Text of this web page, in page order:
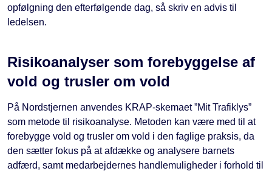
opfølgning den efterfølgende dag, så skriv en advis til
ledelsen.
Risikoanalyser som forebyggelse af
vold og trusler om vold
På Nordstjernen anvendes KRAP-skemaet ”Mit Trafiklys”
som metode til risikoanalyse. Metoden kan være med til at
forebygge vold og trusler om vold i den faglige praksis, da
den sætter fokus på at afdække og analysere barnets
adfærd, samt medarbejdernes handlemuligheder i forhold til